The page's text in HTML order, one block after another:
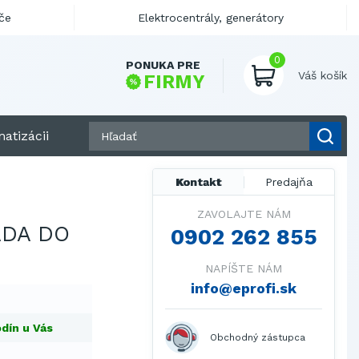
PONUKA PRE
FIRMY
0
Váš košík
DO
u Vás
Kontakt Predajňa
ZAVOLAJTE NÁM
0902 262 855
NAPÍŠTE NÁM
info@eprofi.sk
Obchodný zástupca
Elektrocentrály, generátory